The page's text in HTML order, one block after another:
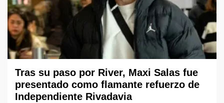
Tras su paso por River, Maxi Salas fue
presentado como flamante refuerzo de
Independiente Rivadavia